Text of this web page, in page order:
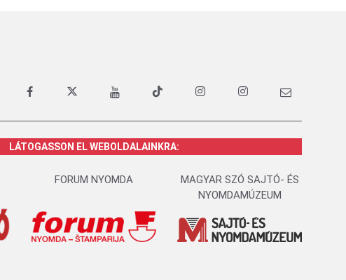
LÁTOGASSON EL WEBOLDALAINKRA:
FORUM NYOMDA
MAGYAR SZÓ SAJTÓ- ÉS
NYOMDAMÚZEUM